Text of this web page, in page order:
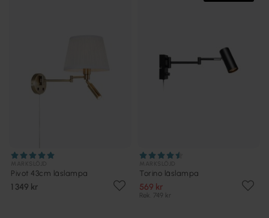
Pivot 43cm läslampa
1 349 kr
Torino läslampa
569 kr
Rek. 749 kr